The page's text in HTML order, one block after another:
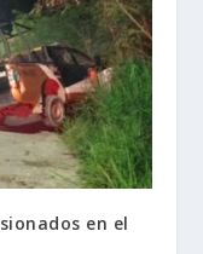
en el